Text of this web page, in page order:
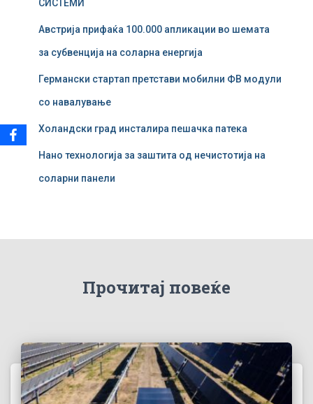
СИСТЕМИ
Австрија прифаќа 100.000 апликации во шемата
за субвенција на соларна енергија
Германски стартап претстави мобилни ФВ модули
со навалување
Холандски град инсталира пешачка патека
Нано технологија за заштита од нечистотија на
соларни панели
Прочитај повеќе